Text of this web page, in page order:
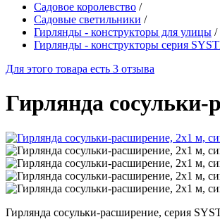
Садовое королевство /
Садовые светильники /
Гирлянды - конструкторы для улицы /
Гирлянды - конструкторы серия
Для этого товара есть 3 отзыва
Гирлянда
Гирлянда сосульки-расширение, серия